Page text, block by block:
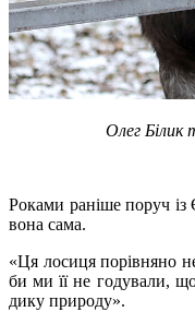
Олег Білик
Роками раніше поруч
вона сама.
«Ця лосиця порівняно
би ми її не годували,
дику природу».